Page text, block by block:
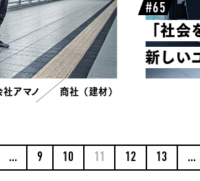
アマノ 商社（建材）
#65
「社会
新しい
... 9 10 11 12 13 ...